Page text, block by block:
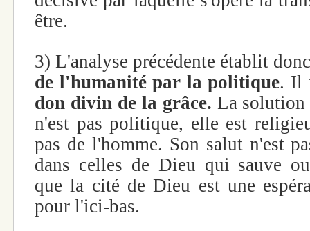
être.
3) L'analyse précédente établit
de l'humanité par la politique. Il
don divin de la grâce. La solution
n'est pas politique, elle est
pas de l'homme. Son salut n'est
dans celles de Dieu qui sauve
que la cité de Dieu est une
pour l'ici-bas.